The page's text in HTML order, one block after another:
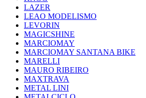
LAZER
LEAO MODELISMO
LEVORIN
MAGICSHINE
MARCIOMAY
MARCIOMAY SANTANA BIKE
MARELLI
MAURO RIBEIRO
MAXTRAVA
METAL LINI